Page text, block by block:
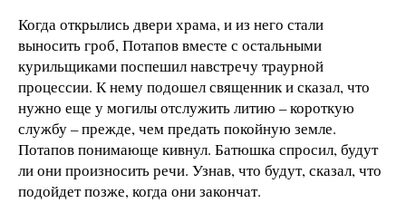
Когда открылись двери храма, и из него стали
выносить гроб, Потапов вместе с остальными
курильщиками поспешил навстречу траурной
процессии. К нему подошел священник и сказал, что
нужно еще у могилы отслужить литию – короткую
службу – прежде, чем предать покойную земле.
Потапов понимающе кивнул. Батюшка спросил, будут
ли они произносить речи. Узнав, что будут, сказал, что
подойдет позже, когда они закончат.